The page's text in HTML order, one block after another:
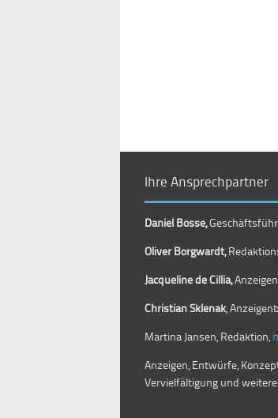
Ihre Ansprechpartner
Daniel Bosse,
Oliver Borgwardt,
Jacqueline de Cillia,
Christian Sklenak ,
Martina Jansen, Redaktion,
Anzeigen, Entwürfe,
Vervielfältigung und